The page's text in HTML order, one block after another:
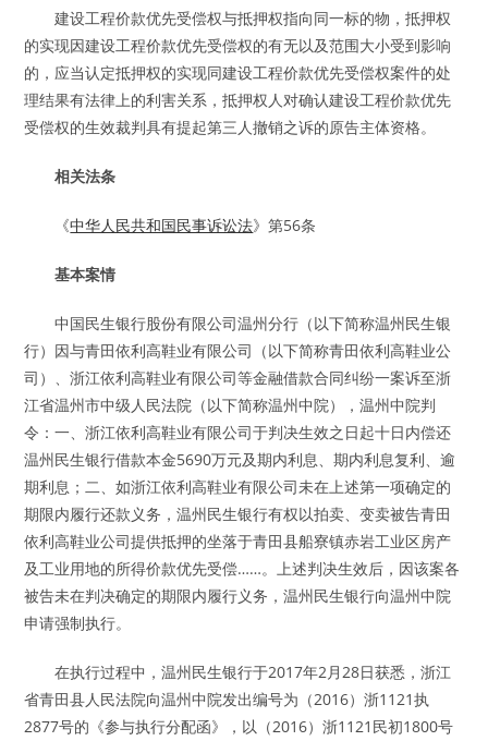
建设工程价款优先受偿权与抵押权指向同一标的物，抵押权
的实现因建设工程价款优先受偿权的有无以及范围大小受到影响
的，应当认定抵押权的实现同建设工程价款优先受偿权案件的处
理结果有法律上的利害关系，抵押权人对确认建设工程价款优先
受偿权的生效裁判具有提起第三人撤销之诉的原告主体资格。
相关法条
《中华人民共和国民事诉讼法》第56条
基本案情
中国民生银行股份有限公司温州分行（以下简称温州民生银
行）因与青田依利高鞋业有限公司（以下简称青田依利高鞋业公
司）、浙江依利高鞋业有限公司等金融借款合同纠纷一案诉至浙
江省温州市中级人民法院（以下简称温州中院），温州中院判
令：一、浙江依利高鞋业有限公司于判决生效之日起十日内偿还
温州民生银行借款本金5690万元及期内利息、期内利息复利、逾
期利息；二、如浙江依利高鞋业有限公司未在上述第一项确定的
期限内履行还款义务，温州民生银行有权以拍卖、变卖被告青田
依利高鞋业公司提供抵押的坐落于青田县船寮镇赤岩工业区房产
及工业用地的所得价款优先受偿……。上述判决生效后，因该案各
被告未在判决确定的期限内履行义务，温州民生银行向温州中院
申请强制执行。
在执行过程中，温州民生银行于2017年2月28日获悉，浙江
省青田县人民法院向温州中院发出编号为（2016）浙1121执
2877号的《参与执行分配函》，以（2016）浙1121民初1800号